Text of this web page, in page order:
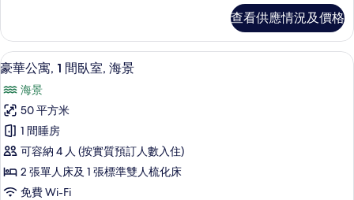
間
臥
室
的
相
片
1
間
臥
詳
情
查看供應情況及價格
載
所
有
豪
華
公
1 間睡房、房內夾萬、遮光窗簾/窗簾
7
豪華公寓, 1 間臥室, 海景
海景
50 平方米
1 間睡房
可容納 4 人 (按實質預訂人數入住)
2 張單人床及 1 張標準雙人梳化床
免費 Wi-Fi